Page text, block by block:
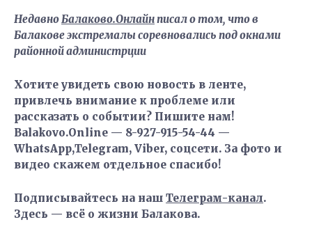
НедавноБалаково.Онлайнписал о том, что в
Балакове экстремалы соревновались под окнами
районной администрции
Хотите увидеть свою новость в ленте,
привлечь внимание к проблеме или
рассказать о событии? Пишите нам!
Balakovo.Online — 8-927-915-54-44 —
WhatsApp,Telegram, Viber, соцсети. За фото и
видео скажем отдельное спасибо!
Подписывайтесь на наш Телеграм-канал.
Здесь — всё о жизни Балакова.